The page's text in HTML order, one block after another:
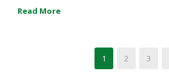
Read More
1 2 3